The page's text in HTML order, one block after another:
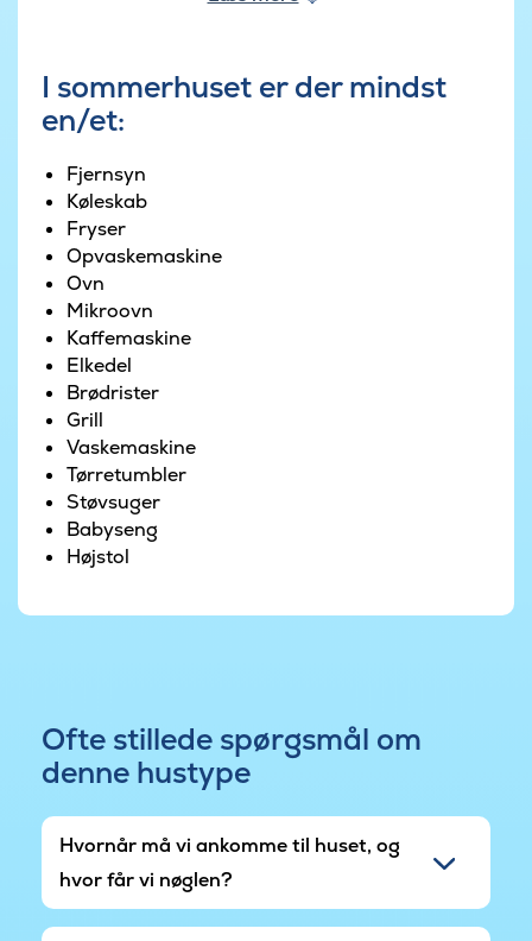
De 18 sovepladser fordeler sig på 7
På sommerhusets hyggelige terrasse kan I nyde
grill.
I sommerhuset er der mindst
en/et:
Fjernsyn
Køleskab
Fryser
Opvaskemaskine
Ovn
Mikroovn
Kaffemaskine
Elkedel
Brødrister
Grill
Vaskemaskine
Tørretumbler
Støvsuger
Babyseng
Højstol
Ofte stillede spørgsmål om
denne hustype
Hvornår må vi ankomme til huset, og
hvor får vi nøglen?